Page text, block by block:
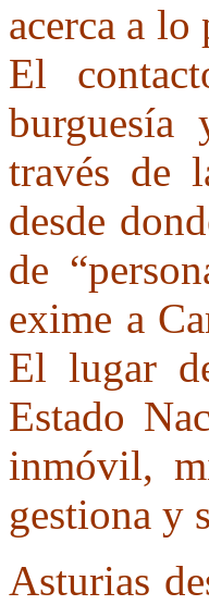
acerca a lo
El
burguesía
través de
desde
de
exime a
El lugar
Estado
inmóvil,
gestiona y
Asturias